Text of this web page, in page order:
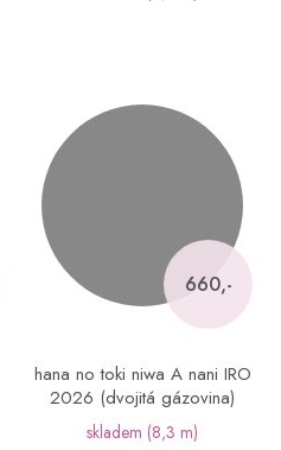
660,-
hana no toki niwa A nani IRO
2026 (dvojitá gázovina)
skladem (8,3 m)